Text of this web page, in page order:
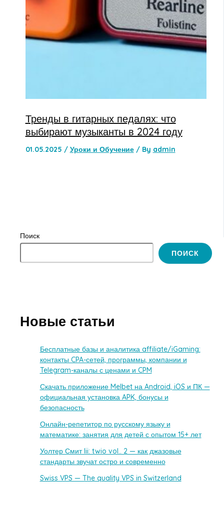
Поиск
ПОИСК
Новые статьи
Бесплатные базы и аналитика affiliate/iGaming:
контакты CPA-сетей, программы, компании и
Telegram-каналы с ценами и CPM
Скачать приложение Melbet на Android, iOS и ПК —
официальная установка APK, бонусы и
безопасность
Онлайн-репетитор по русскому языку и
математике: занятия для детей с опытом 15+ лет
Уолтер Смит Iii: twio vol.. 2 — как джазовые
стандарты звучат остро и современно
Swiss VPS — The quality VPS in Switzerland
Тренды в гитарных педалях: что
выбирают музыканты в 2024 году
01.05.2025 / Уроки и Обучение/ By admin